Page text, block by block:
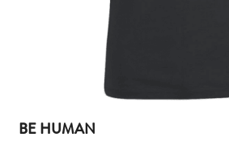
BE HUMAN